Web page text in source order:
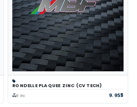
RONDELLE PLAQUEE ZINC (CV TECH)
9 inv. 9.95$